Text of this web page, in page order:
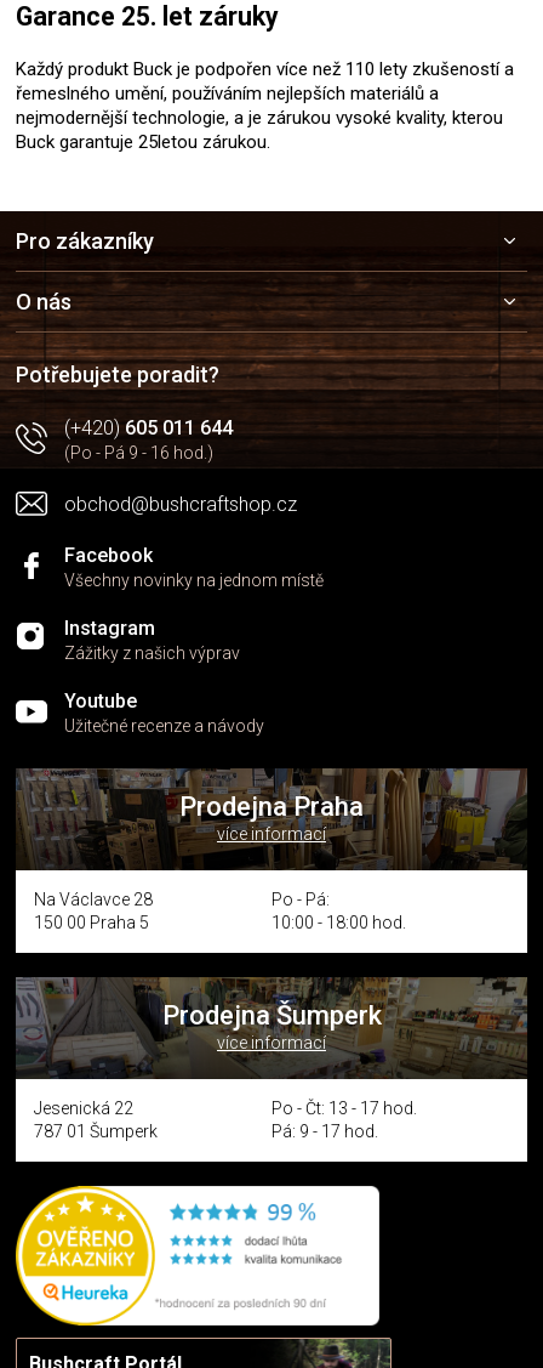
Garance 25. let záruky
Každý produkt Buck je podpořen více než 110 lety zkušeností a
řemeslného umění, používáním nejlepších materiálů a
nejmodernější technologie, a je zárukou vysoké kvality, kterou
Buck garantuje 25letou zárukou.
a
t
í
Pro zákazníky
O nás
Potřebujete poradit?
(+420)605 011 644
(Po - Pá 9 - 16 hod.)
obchod@bushcraftshop.cz
Facebook
Všechny novinky na jednom místě
Instagram
Zážitky z našich výprav
Youtube
Užitečné recenze a návody
Prodejna Praha
více informací
Na Václavce 28
150 00 Praha 5
Po - Pá:
10:00 - 18:00 hod.
Prodejna Šumperk
více informací
Jesenická 22
787 01 Šumperk
Po - Čt: 13 - 17 hod.
Pá: 9 - 17 hod.